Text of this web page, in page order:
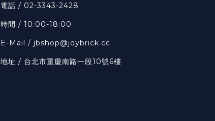
電話 / 02-3343-2428
時間 / 10:00-18:00
E-Mail / jbshop@joybrick.cc
地址 / 台北市重慶南路一段10號6樓